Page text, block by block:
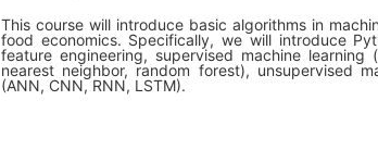
This course will introduce basic algorithms in
food economics. Specifically, we will introduce
feature engineering, supervised machine
nearest neighbor, random forest), unsupervised
(ANN, CNN, RNN, LSTM).